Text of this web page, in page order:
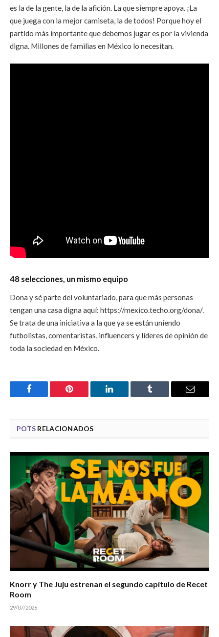
es la de la gente, la de la afición. La que siempre apoya. ¡La
que juega con la mejor camiseta, la de todos! Porque hoy el
partido más importante que debemos jugar es por la vivienda
digna. Millones de familias en México lo necesitan.
48 selecciones, un mismo equipo
Dona y sé parte del voluntariado, para que más personas
tengan una casa digna aquí: https://mexico.techo.org/dona/.
Se trata de una iniciativa a la que ya se están uniendo
futbolistas, comentaristas, influencers y líderes de opinión de
toda la sociedad en México.
Facebook Pinterest LinkedIn Tumblr Email
POTS RELACIONADOS
Knorr y The Juju estrenan el segundo capítulo de Recet
Room
29/07/2026